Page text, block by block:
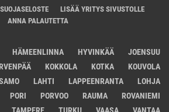
LISÄÄ YRITYS SIVUSTOLLE
ANNA PALAUTETTA
HÄMEENLINNA HYVINKÄÄ
JOENSUU
KOKKOLA KOTKA
KOUVOLA
LAHTI LAPPEENRANTA
LOHJA
PORI PORVOO RAUMA
ROVANIEMI